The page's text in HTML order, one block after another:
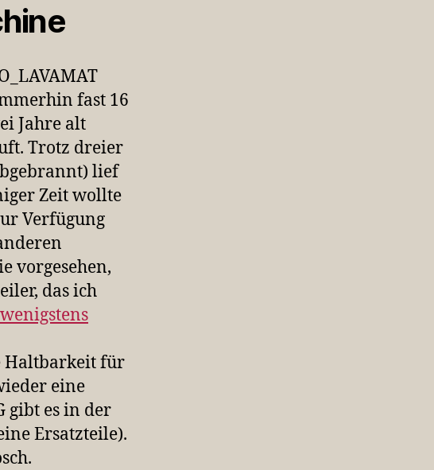
fast 16
Jahre alt
Trotz dreier
lief
Zeit wollte
Verfügung
vorgesehen,
das ich
Haltbarkeit für
eine
gibt es in der
Ersatzteile).